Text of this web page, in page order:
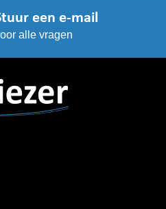
een e-mail
alle vragen